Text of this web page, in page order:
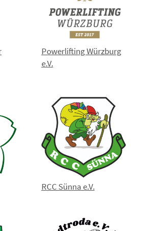
Powerlifting Würzburg
e.V.
RCC Sünna e.V.